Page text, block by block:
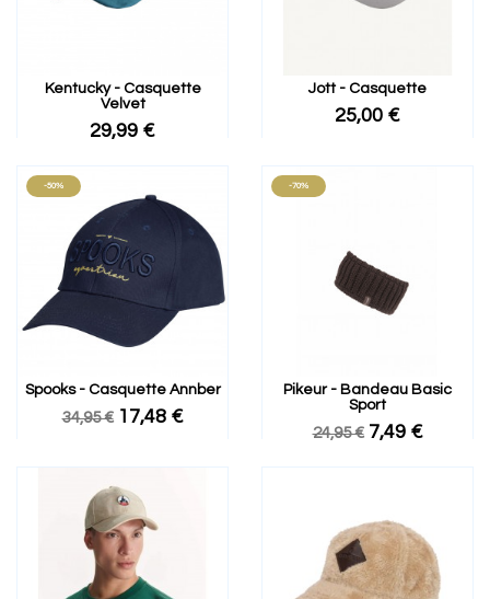
Kentucky - Casquette
Velvet
29,99 €
Jott - Casquette
25,00 €
Spooks - Casquette Annber
34,95 € 17,48 €
-50%
Pikeur - Bandeau Basic
Sport
24,95 € 7,49 €
-70%